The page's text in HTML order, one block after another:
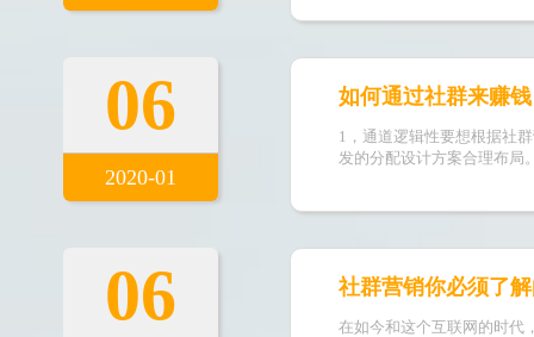
06
2020-01
如何通过社群来赚钱
1，通道逻辑性要想根据社
发的分配设计方案合理布局
06 社群营销你必须了
在如今和这个互联网的时代